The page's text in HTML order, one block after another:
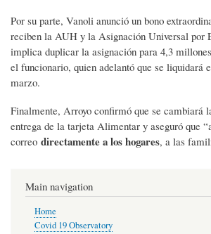
Por su parte, Vanoli anunció un bono
reciben la AUH y la Asignación Universal por
implica duplicar la asignación para 4,3
el funcionario, quien adelantó que se liquidará
marzo.
Finalmente, Arroyo confirmó que se cambiará
entrega de la tarjeta Alimentar y aseguró que
correo directamente a los hogares, a las
Main navigation
Home
Covid 19 Observatory